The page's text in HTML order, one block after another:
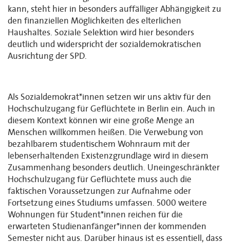
kann, steht hier in besonders auffälliger Abhängigkeit zu
den finanziellen Möglichkeiten des elterlichen
Haushaltes. Soziale Selektion wird hier besonders
deutlich und widerspricht der sozialdemokratischen
Ausrichtung der SPD.
Als Sozialdemokrat*innen setzen wir uns aktiv für den
Hochschulzugang für Geflüchtete in Berlin ein. Auch in
diesem Kontext können wir eine große Menge an
Menschen willkommen heißen. Die Verwebung von
bezahlbarem studentischem Wohnraum mit der
lebenserhaltenden Existenzgrundlage wird in diesem
Zusammenhang besonders deutlich. Uneingeschränkter
Hochschulzugang für Geflüchtete muss auch die
faktischen Voraussetzungen zur Aufnahme oder
Fortsetzung eines Studiums umfassen. 5000 weitere
Wohnungen für Student*innen reichen für die
erwarteten Studienanfänger*innen der kommenden
Semester nicht aus. Darüber hinaus ist es essentiell, dass